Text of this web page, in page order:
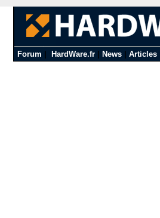
Forum HardWare.fr| News| Articles|